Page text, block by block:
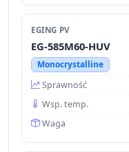
EGING PV
EG-585M60-HUV
Monocrystalline
Sprawność
Wsp. temp.
Waga